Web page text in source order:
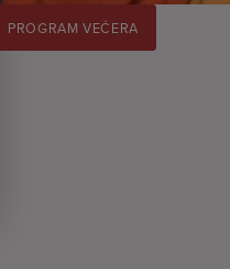
PROGRAM VEČERA